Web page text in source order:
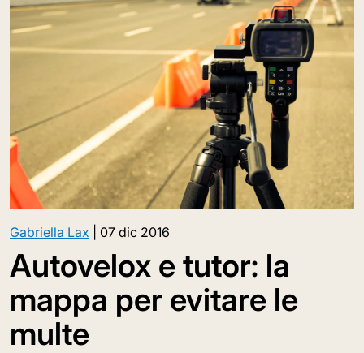
Gabriella Lax 07 dic 2016
Autovelox e tutor: la
mappa per evitare le
multe